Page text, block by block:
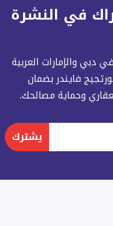
في النشرة
دبي والإمارات العربية
فايندر بضمان
وحماية مصالحك.
يشترك